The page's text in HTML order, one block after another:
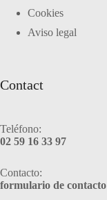
Cookies
Aviso legal
Contact
Teléfono:
02 59 16 33 97
Contacto:
formulario de contacto